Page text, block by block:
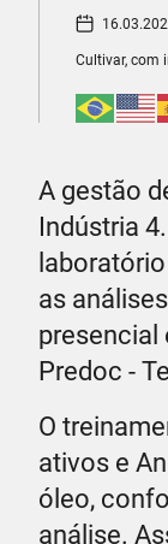
Cultivar, com
A gestão
Indústria
as
presencial
Predoc -
O
ativos e
óleo,
análise.